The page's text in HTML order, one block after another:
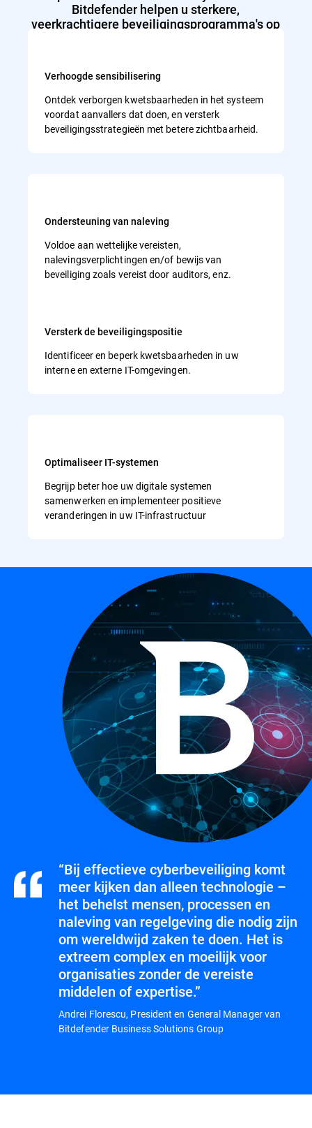
Bitdefender helpen u sterkere,
veerkrachtigere beveiligingsprogramma's op
Verhoogde sensibilisering
Ontdek verborgen kwetsbaarheden in het systeem
voordat aanvallers dat doen, en versterk
beveiligingsstrategieën met betere zichtbaarheid.
Ondersteuning van naleving
Voldoe aan wettelijke vereisten,
nalevingsverplichtingen en/of bewijs van
beveiliging zoals vereist door auditors, enz.
Versterk de beveiligingspositie
Identificeer en beperk kwetsbaarheden in uw
interne en externe IT-omgevingen.
Optimaliseer IT-systemen
Begrijp beter hoe uw digitale systemen
samenwerken en implementeer positieve
veranderingen in uw IT-infrastructuur
“Bij effectieve cyberbeveiliging komt
meer kijken dan alleen technologie –
het behelst mensen, processen en
naleving van regelgeving die nodig zijn
om wereldwijd zaken te doen. Het is
extreem complex en moeilijk voor
organisaties zonder de vereiste
middelen of expertise.”
Andrei Florescu, President en General Manager van
Bitdefender Business Solutions Group